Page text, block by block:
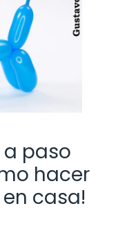
a paso
hacer
casa!